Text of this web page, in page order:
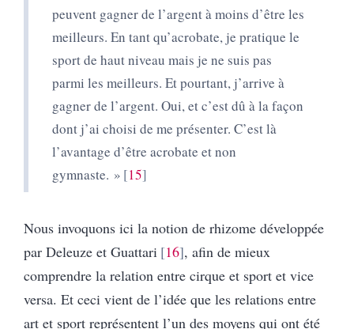
peuvent gagner de l’argent à moins d’être les
meilleurs. En tant qu’acrobate, je pratique le
sport de haut niveau mais je ne suis pas
parmi les meilleurs. Et pourtant, j’arrive à
gagner de l’argent. Oui, et c’est dû à la façon
dont j’ai choisi de me présenter. C’est là
l’avantage d’être acrobate et non
gymnaste. » 15
Nous invoquons ici la notion de rhizome développée
par Deleuze et Guattari 16 , afin de mieux
comprendre la relation entre cirque et sport et vice
versa. Et ceci vient de l’idée que les relations entre
art et sport représentent l’un des moyens qui ont été